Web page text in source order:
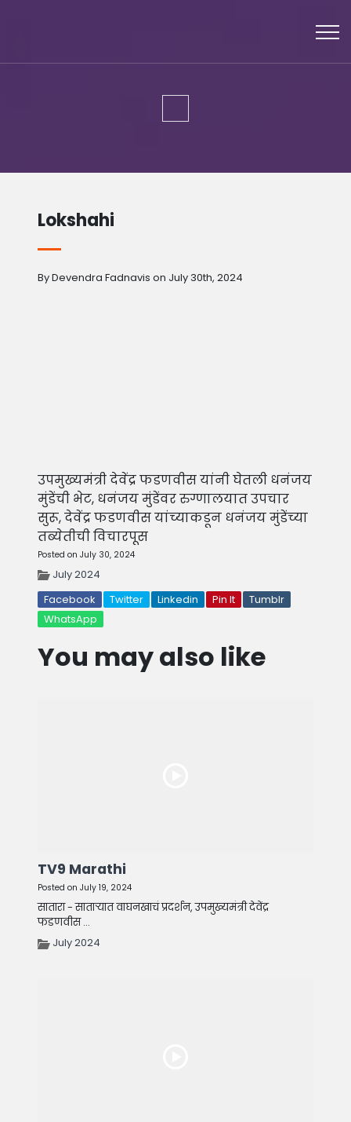
Lokshahi
By Devendra Fadnavis on July 30th, 2024
उपमुख्यमंत्री देवेंद्र फडणवीस यांनी घेतली धनंजय
मुंडेंची भेट, धनंजय मुंडेंवर रुग्णालयात उपचार
सुरू, देवेंद्र फडणवीस यांच्याकडून धनंजय मुंडेंच्या
तब्येतीची विचारपूस
Posted on July 30, 2024
July 2024
Facebook
Twitter Linkedin Pin It
Tumblr
WhatsApp
You may also like
TV9 Marathi
Posted on July 19, 2024
सातारा - साताऱ्यात वाघनखाचं प्रदर्शन, उपमुख्यमंत्री देवेंद्र
फडणवीस ...
July 2024